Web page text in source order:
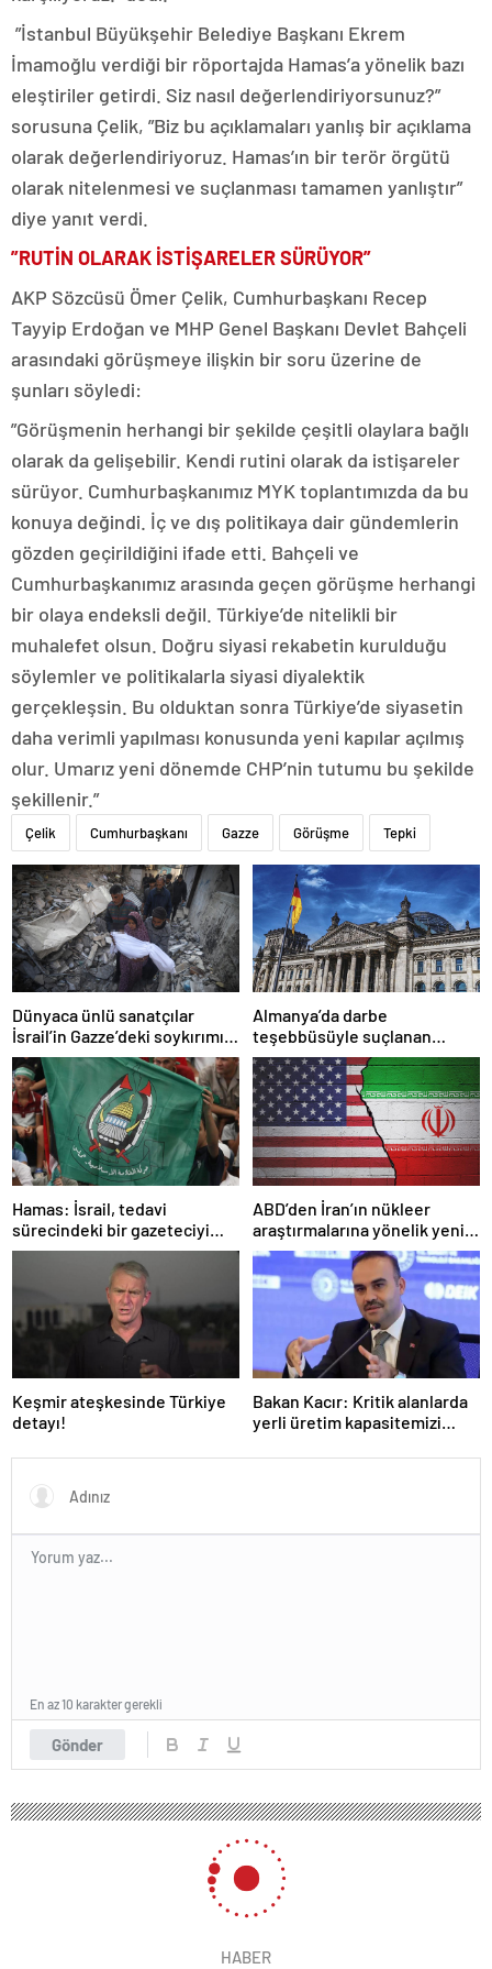
”İstanbul Büyükşehir Belediye Başkanı Ekrem
İmamoğlu verdiği bir röportajda Hamas’a yönelik bazı
eleştiriler getirdi. Siz nasıl değerlendiriyorsunuz?”
sorusuna Çelik, ”Biz bu açıklamaları yanlış bir açıklama
olarak değerlendiriyoruz. Hamas’ın bir terör örgütü
olarak nitelenmesi ve suçlanması tamamen yanlıştır”
diye yanıt verdi.
”RUTİN OLARAK İSTİŞARELER SÜRÜYOR”
AKP Sözcüsü Ömer Çelik, Cumhurbaşkanı Recep
Tayyip Erdoğan ve MHP Genel Başkanı Devlet Bahçeli
arasındaki görüşmeye ilişkin bir soru üzerine de
şunları söyledi:
”Görüşmenin herhangi bir şekilde çeşitli olaylara bağlı
olarak da gelişebilir. Kendi rutini olarak da istişareler
sürüyor. Cumhurbaşkanımız MYK toplantımızda da bu
konuya değindi. İç ve dış politikaya dair gündemlerin
gözden geçirildiğini ifade etti. Bahçeli ve
Cumhurbaşkanımız arasında geçen görüşme herhangi
bir olaya endeksli değil. Türkiye’de nitelikli bir
muhalefet olsun. Doğru siyasi rekabetin kurulduğu
söylemler ve politikalarla siyasi diyalektik
gerçekleşsin. Bu olduktan sonra Türkiye’de siyasetin
daha verimli yapılması konusunda yeni kapılar açılmış
olur. Umarız yeni dönemde CHP’nin tutumu bu şekilde
şekillenir.”
Çelik Cumhurbaşkanı Gazze Görüşme Tepki
Dünyaca ünlü sanatçılar
İsrail’in Gazze’deki soykırımını
kınadı
Almanya’da darbe
teşebbüsüyle suçlanan
örgüte ait dernek yasaklandı
Hamas: İsrail, tedavi
sürecindeki bir gazeteciyi
öldürerek savaş suçu
ABD’den İran’ın nükleer
araştırmalarına yönelik yeni
yaptırımlar
Keşmir ateşkesinde Türkiye
detayı!
Bakan Kacır: Kritik alanlarda
yerli üretim kapasitemizi
Gönder
En az 10 karakter gerekli
HABER